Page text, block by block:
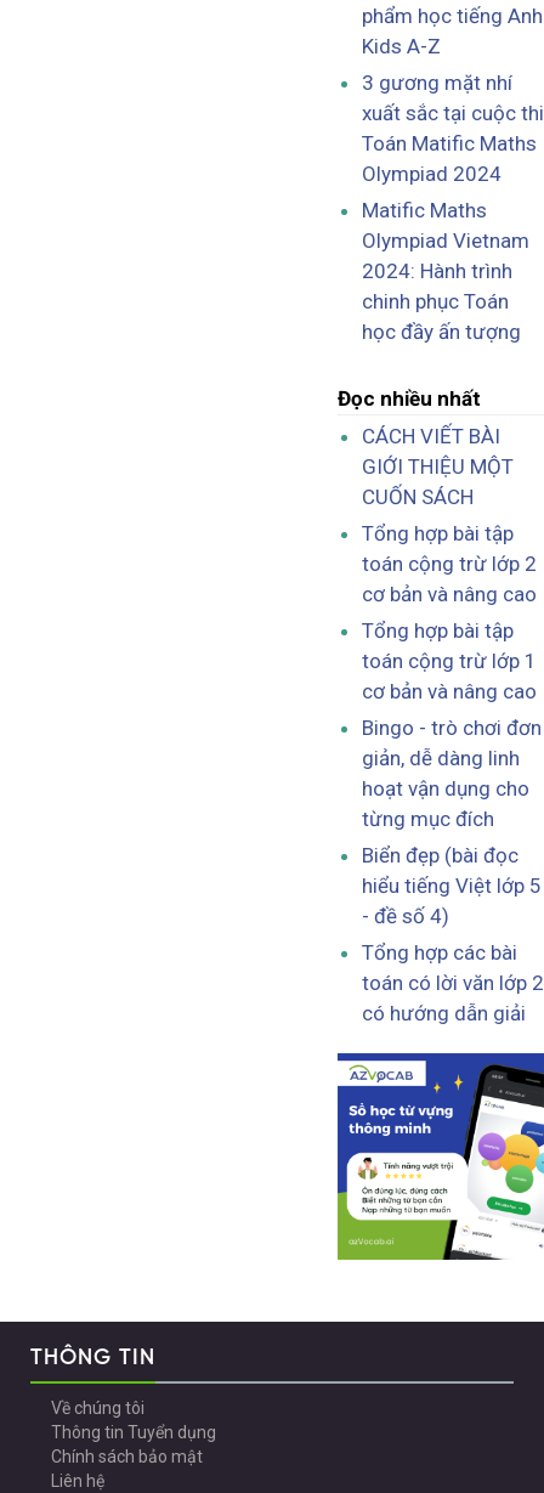
phẩm học tiếng Anh
Kids A-Z
3 gương mặt nhí
xuất sắc tại cuộc thi
Toán Matific Maths
Olympiad 2024
Matific Maths
Olympiad Vietnam
2024: Hành trình
chinh phục Toán
học đầy ấn tượng
Đọc nhiều nhất
CÁCH VIẾT BÀI
GIỚI THIỆU MỘT
CUỐN SÁCH
Tổng hợp bài tập
toán cộng trừ lớp 2
cơ bản và nâng cao
Tổng hợp bài tập
toán cộng trừ lớp 1
cơ bản và nâng cao
Bingo - trò chơi đơn
giản, dễ dàng linh
hoạt vận dụng cho
từng mục đích
Biển đẹp (bài đọc
hiểu tiếng Việt lớp 5
- đề số 4)
Tổng hợp các bài
toán có lời văn lớp 2
có hướng dẫn giải
THÔNG TIN
Về chúng tôi
Thông tin Tuyển dụng
Chính sách bảo mật
Liên hệ